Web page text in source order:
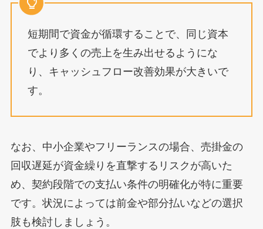
短期間で資金が循環することで、同じ資本
でより多くの売上を生み出せるようにな
り、キャッシュフロー改善効果が大きいで
す。
なお、中小企業やフリーランスの場合、売掛金の
回収遅延が資金繰りを直撃するリスクが高いた
め、契約段階での支払い条件の明確化が特に重要
です。状況によっては前金や部分払いなどの選択
肢も検討しましょう。